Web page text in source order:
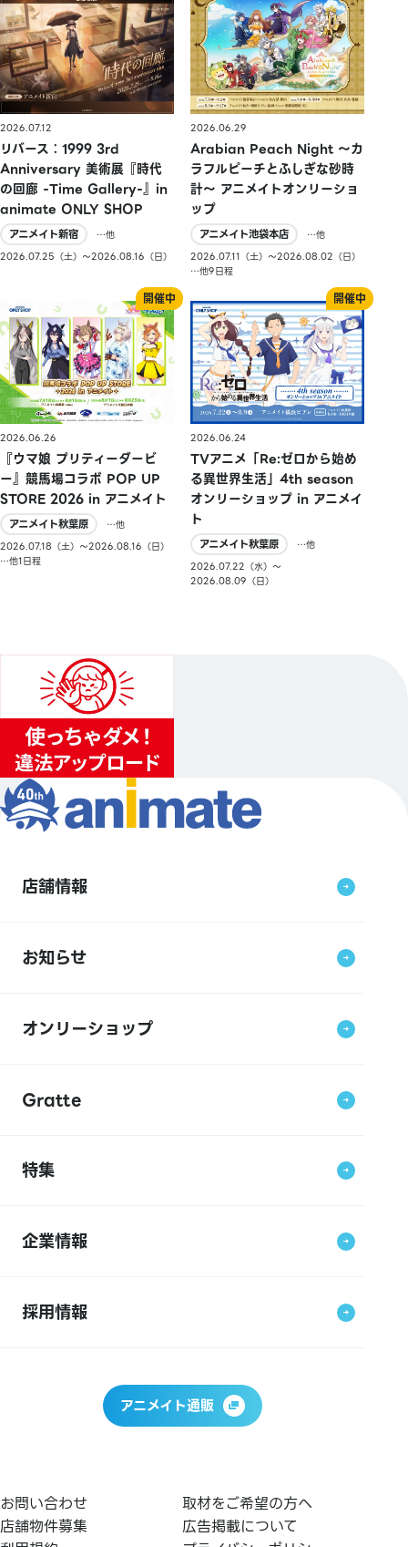
2026.07.12
リバース：1999 3rd
Anniversary 美術展『時代
の回廊 -Time Gallery-』in
animate ONLY SHOP
アニメイト新宿
…他
2026.07.25（土）〜2026.08.16（日）
2026.06.29
Arabian Peach Night 〜カ
ラフルピーチとふしぎな砂時
計〜 アニメイトオンリーショ
ップ
アニメイト池袋本店
…他
2026.07.11（土）〜2026.08.02（日）
…他9日程
2026.06.26
『ウマ娘 プリティーダービ
ー』競馬場コラボ POP UP
STORE 2026 in アニメイト
アニメイト秋葉原
…他
2026.07.18（土）〜2026.08.16（日）
…他1日程
2026.06.24
TVアニメ「Re:ゼロから始め
る異世界生活」4th season
オンリーショップ in アニメイ
ト
アニメイト秋葉原
…他
2026.07.22（水）〜
2026.08.09（日）
店舗情報
お知らせ
オンリーショップ
Gratte
特集
企業情報
採用情報
アニメイト通販
お問い合わせ
取材をご希望の方へ
店舗物件募集
広告掲載について